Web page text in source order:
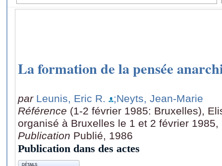
La formation de la pensée
par Leunis, Eric R.
;Neyts, Jean-Marie
Référence (1-2 février 1985: Bruxelles),
organisé à Bruxelles le 1 et 2 février 1985,
Publication Publié, 1986
Publication dans des actes
DÉTAILS